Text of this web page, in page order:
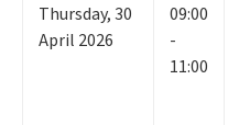
Thursday,30
April 2026
09:00
-
11:00